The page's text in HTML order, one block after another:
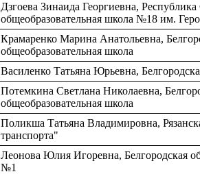
Дзгоева Зинаида Георгиевна,
общеобразовательная школа №18 им.
Крамаренко Марина Анатольевна,
общеобразовательная школа
Василенко Татьяна Юрьевна,
Потемкина Светлана Николаевна,
общеобразовательная школа
Поликша Татьяна Владимировна,
транспорта"
Леонова Юлия Игоревна, Белгородская
№1